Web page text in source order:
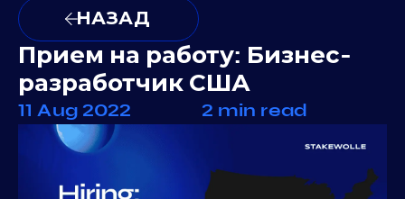
НАЗАД
Прием на работу: Бизнес-
разработчик США
11 Aug 2022 2 min read